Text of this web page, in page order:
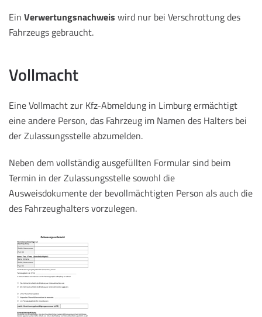
Ein Verwertungsnachweis wird nur bei Verschrottung des
Fahrzeugs gebraucht.
Vollmacht
Eine Vollmacht zur Kfz-Abmeldung in Limburg ermächtigt
eine andere Person, das Fahrzeug im Namen des Halters bei
der Zulassungsstelle abzumelden.
Neben dem vollständig ausgefüllten Formular sind beim
Termin in der Zulassungsstelle sowohl die
Ausweisdokumente der bevollmächtigten Person als auch die
des Fahrzeughalters vorzulegen.